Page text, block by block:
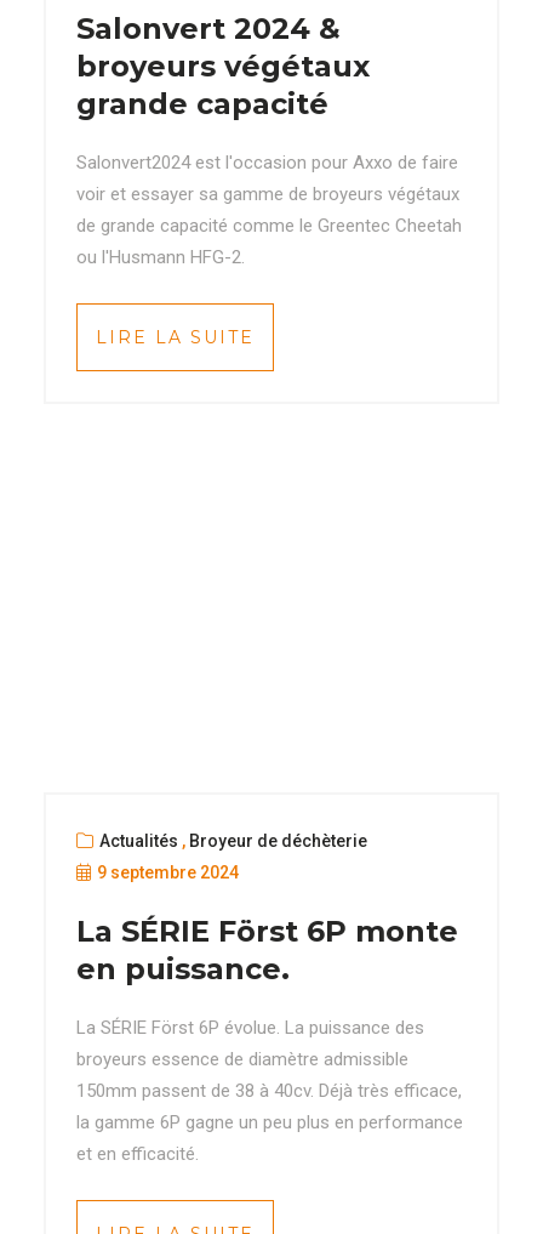
Salonvert 2024 &
broyeurs végétaux
grande capacité
Salonvert2024 est l'occasion pour Axxo de faire
voir et essayer sa gamme de broyeurs végétaux
de grande capacité comme le Greentec Cheetah
ou l'Husmann HFG-2.
LIRE LA SUITE
Actualités , Broyeur de déchèterie
9 septembre 2024
La SÉRIE Först 6P monte
en puissance.
La SÉRIE Först 6P évolue. La puissance des
broyeurs essence de diamètre admissible
150mm passent de 38 à 40cv. Déjà très efficace,
la gamme 6P gagne un peu plus en performance
et en efficacité.